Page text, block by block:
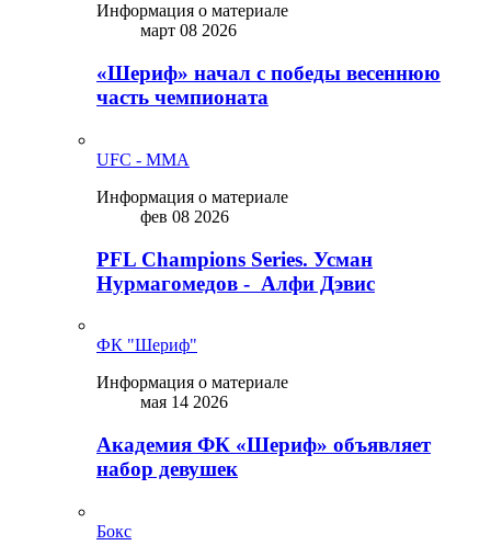
Информация о материале
март 08 2026
«Шериф» начал с победы весеннюю
часть чемпионата
UFC - MMA
Информация о материале
фев 08 2026
PFL Champions Series. Усман
Нурмагомедов - Алфи Дэвис
ФК "Шериф"
Информация о материале
мая 14 2026
Академия ФК «Шериф» объявляет
набор девушек
Бокс